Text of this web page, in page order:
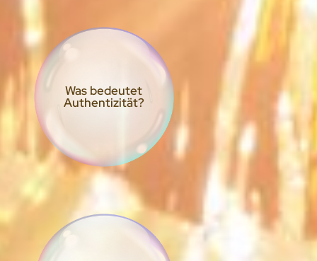
Was bedeutet
Authentizität?